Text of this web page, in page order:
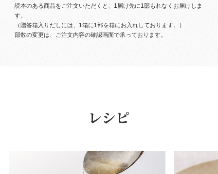
読本のある商品をご注文いただくと、1届け先に1部もれなくお届けしま
す。
（贈答箱入りだしには、1箱に1部を箱にお入れしております。）
部数の変更は、ご注文内容の確認画面で承っております。
レシピ